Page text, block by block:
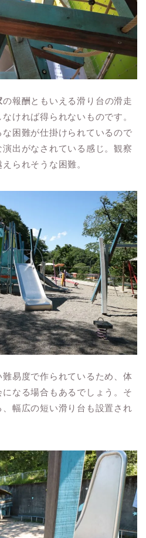
の報酬ともいえる滑り台の滑走
ければ得られないものです。
困難が仕掛けられているので
出がなされている感じ。観察
られそうな困難。
難易度で作られているため、体
なる場合もあるでしょう。そ
幅広の短い滑り台も設置され